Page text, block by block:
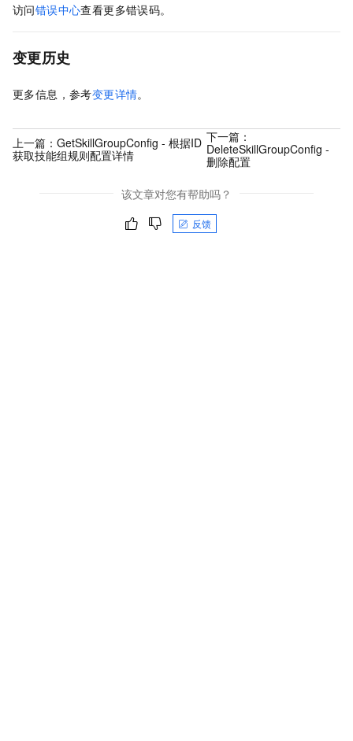
访问错误中心查看更多错误码。
变更历史
更多信息，参考变更详情。
上一篇： GetSkillGroupConfig - 根据ID
获取技能组规则配置详情
下一篇：
DeleteSkillGroupConfig -
删除配置
该文章对您有帮助吗？
反馈